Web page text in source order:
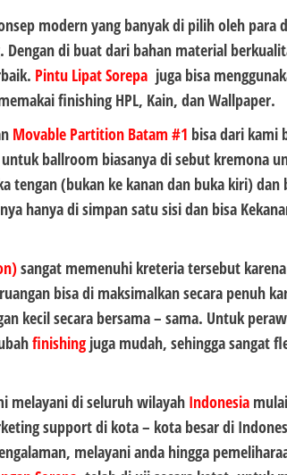
modern yang banyak di pilih oleh para
di buat dari bahan material
Pintu Lipat Sorepa juga bisa
finishing HPL, Kain, dan Wallpaper.
Movable PartitionBatam #1 bisa dari kami
ballroom biasanya di sebut kremona
tengan (bukan ke kanan dan buka kiri)
hanya di simpan satu sisi dan bisa
sangat memenuhi kreteria tersebut
bisa di maksimalkan secara penuh
kecil secara bersama – sama. Untuk
finishingjuga mudah, sehingga sangat
melayani di seluruh wilayah Indonesia
support di kota – kota besar di
melayani anda hingga